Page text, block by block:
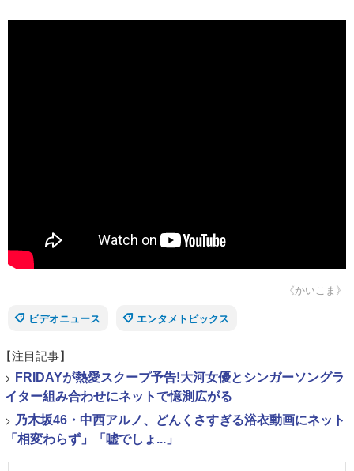
《かいこま》
ビデオニュース
エンタメトピックス
【注目記事】
> FRIDAYが熱愛スクープ予告!大河女優とシンガーソングラ
イター組み合わせにネットで憶測広がる
> 乃木坂46・中西アルノ、どんくさすぎる浴衣動画にネット
「相変わらず」「嘘でしょ...」